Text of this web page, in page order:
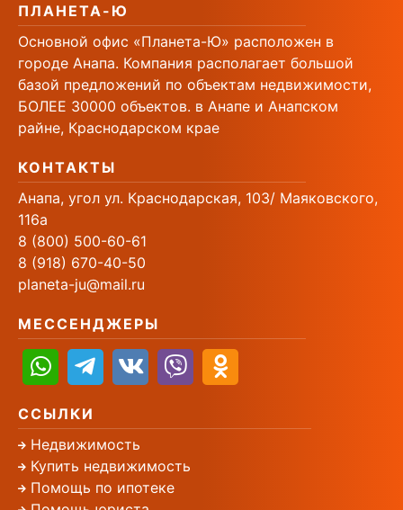
ПЛАНЕТА-Ю
Основной офис «Планета-Ю» расположен в
городе Анапа. Компания располагает большой
базой предложений по объектам недвижимости,
БОЛЕЕ 30000 объектов. в Анапе и Анапском
райне, Краснодарском крае
КОНТАКТЫ
Анапа, угол ул. Краснодарская, 103/ Маяковского,
116а
8 (800) 500-60-61
8 (918) 670-40-50
planeta-ju@mail.ru
МЕССЕНДЖЕРЫ
ССЫЛКИ
Недвижимость
Купить недвижимость
Помощь по ипотеке